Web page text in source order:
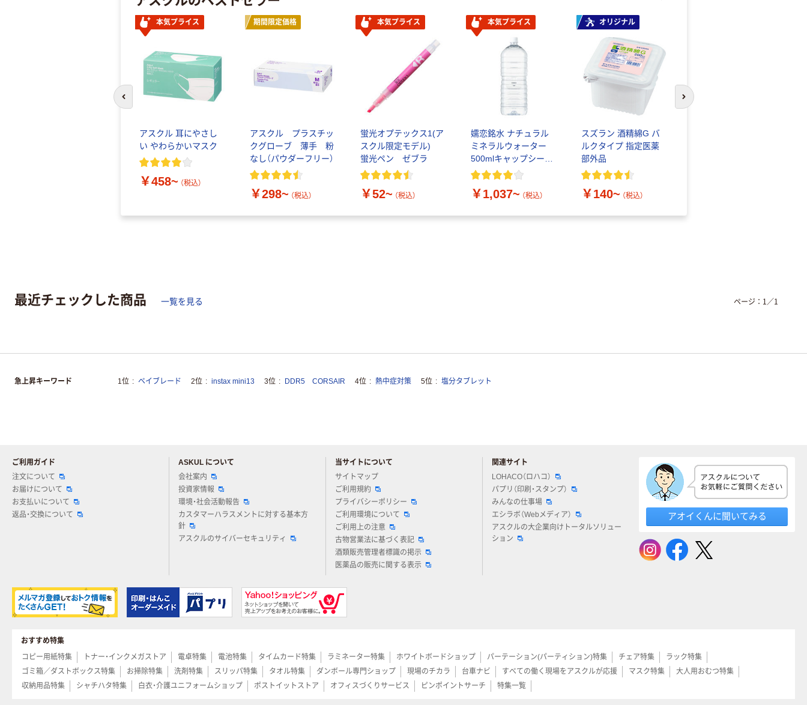
本気プライス
アスクル 耳にやさし
い やわらかいマスク
￥458~ （税込）
期間限定価格
アスクル プラスチッ
クグローブ 薄手 粉
なし（パウダーフリー）
￥298~ （税込）
本気プライス
蛍光オプテックス1(ア
スクル限定モデル)
蛍光ペン ゼブラ
￥52~ （税込）
本気プライス
嬬恋銘水 ナチュラル
ミネラルウォーター
500mlキャップシール
付き／2Lラベルレス
￥1,037~ （税込）
オリジナル
スズラン 酒精綿G バ
ルクタイプ 指定医薬
部外品
￥140~ （税込）
次のスライドへ
最近チェックした商品 一覧を見る ページ： 1 ／1
急上昇キーワード 1位 ベイブレード 2位 instax mini13 3位 DDR5 CORSAIR 4位 熱中症対策 5位 塩分タブレット
ご利用ガイド
注文について
お届けについて
お支払いについて
返品・交換について
ASKUL について
会社案内
投資家情報
環境・社会活動報告
カスタマーハラスメントに対する基本方
針
アスクルのサイバーセキュリティ
当サイトについて
サイトマップ
ご利用規約
プライバシーポリシー
ご利用環境について
ご利用上の注意
古物営業法に基づく表記
酒類販売管理者標識の掲示
医薬品の販売に関する表示
関連サイト
LOHACO（ロハコ）
パプリ（印刷・スタンプ）
みんなの仕事場
エシラボ（Webメディア）
アスクルの大企業向けトータルソリュー
ション
アオイくんに聞いてみる
おすすめ特集
コピー用紙特集
トナー・インクメガストア 電卓特集 電池特集 タイムカード特集 ラミネーター特集 ホワイトボードショップ パーテーション(パーティション)特集 チェア特集
ラック特集
ゴミ箱／ダストボックス特集
お掃除特集 洗剤特集 スリッパ特集 タオル特集 ダンボール専門ショップ 現場のチカラ 台車ナビ すべての働く現場をアスクルが応援 マスク特集
大人用おむつ特集
収納用品特集
シャチハタ特集 白衣・介護ユニフォームショップ ポストイットストア オフィスづくりサービス ピンポイントサーチ 特集一覧